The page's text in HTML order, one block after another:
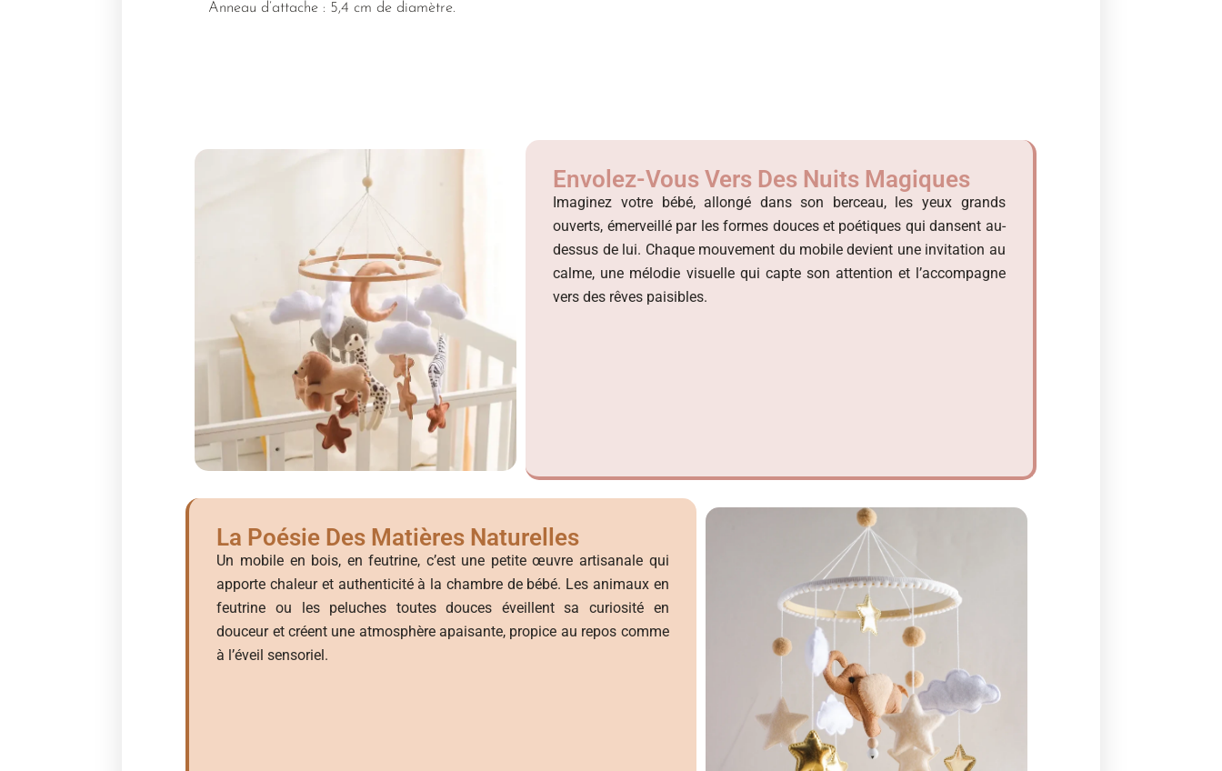
Anneau d’attache : 5,4 cm de diamètre.
Envolez-Vous Vers Des Nuits Magiques
Imaginez votre bébé, allongé dans son berceau, les yeux grands
ouverts, émerveillé par les formes douces et poétiques qui dansent au-
dessus de lui. Chaque mouvement du mobile devient une invitation au
calme, une mélodie visuelle qui capte son attention et l’accompagne
vers des rêves paisibles.
La Poésie Des Matières Naturelles
Un mobile en bois, en feutrine, c’est une petite œuvre artisanale qui
apporte chaleur et authenticité à la chambre de bébé. Les animaux en
feutrine ou les peluches toutes douces éveillent sa curiosité en
douceur et créent une atmosphère apaisante, propice au repos comme
à l’éveil sensoriel.